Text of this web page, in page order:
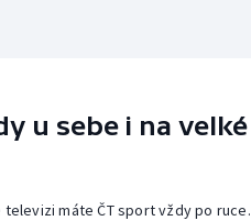
u sebe i na velké
televizi máte ČT sport vždy po ruce.